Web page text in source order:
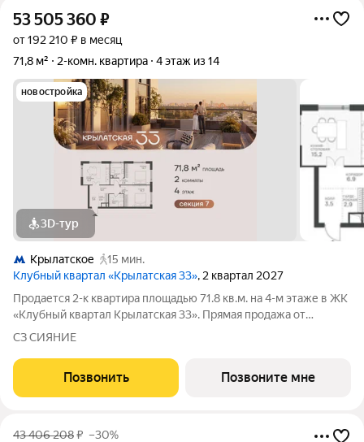
53 505 360 ₽
от 192 210 ₽ в месяц
71,8 м²
2-комн. квартира 4 этаж из 14
новостройка
3D-тур
Крылатское
15 мин.
Клубный квартал «Крылатская 33», 2 квартал 2027
Продается 2-к квартира площадью 71.8 кв.м. на 4-м этаже в ЖК
«Клубный квартал Крылатская 33». Прямая продажа от
застройщика! Крылатская 33 - проект премиум-класса на
«Сияние». Комплекс расположен всего
СЗ СИЯНИЕ
Позвонить Позвоните мне
43 406 208₽ –30%